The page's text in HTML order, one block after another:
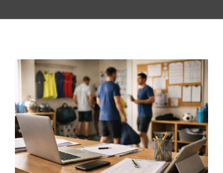
View
Larger
Image